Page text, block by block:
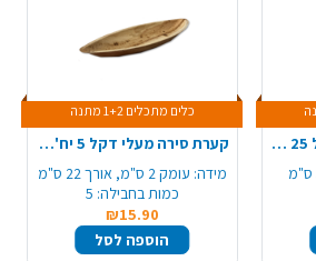
קונוס לקינוח מעלי דקל 25 יח' - קטן
כלים מתכלים 1+2 מתנה
קערת סירה מעלי דקל 5 יח' - בינוני
מידה: עומק 2 ס"מ, אורך 22 ס"מ
כמות בחבילה: 5
₪15.90
הוספה לסל